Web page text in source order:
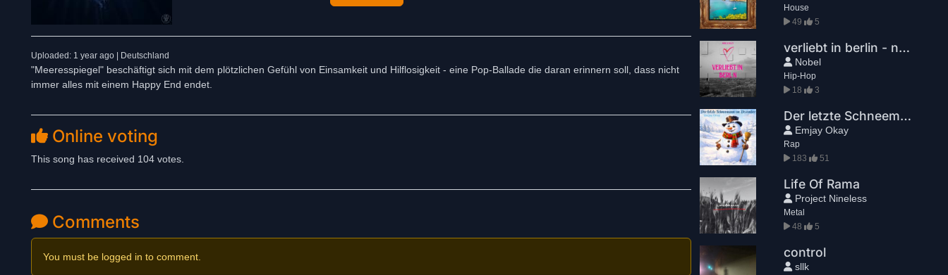
Uploaded: 1 year ago | Deutschland
"Meeresspiegel" beschäftigt sich mit dem plötzlichen Gefühl von Einsamkeit und Hilflosigkeit - eine Pop-Ballade die daran erinnern soll, dass nicht
immer alles mit einem Happy End endet.
Online voting
This song has received 104 votes.
Comments
You must be logged in to comment.
House
49
5
verliebt in berlin - nobel X sulley
Nobel
Hip-Hop
18
3
Der letzte Schneemann im Dezember
Emjay Okay
Rap
183
51
Life Of Rama
Project Nineless
Metal
48
5
control
sllk